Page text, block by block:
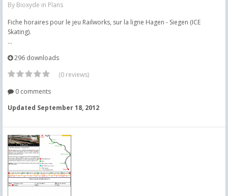
By Bioxyde in Plans
Fiche horaires pour le jeu Railworks, sur la ligne Hagen - Siegen (ICE
Skating).
...
296 downloads
(0 reviews)
0 comments
Updated September 18, 2012